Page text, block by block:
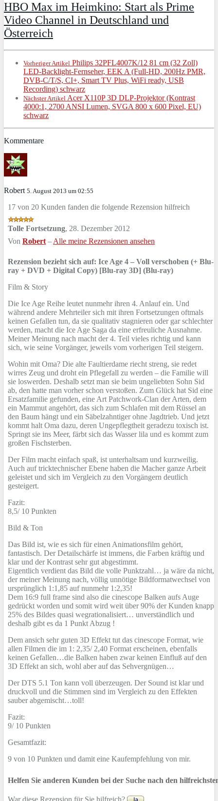
HBO Max im Heimkino: Start als Prime
Video Channel in Deutschland und
Österreich
Vorheriger Artikel Philips 32PFL4007K/12 81 cm (32 Zoll)
LED-Backlight-Fernseher, EEK A (Full-HD, 200Hz PMR,
DVB-C/T/S, CI+, Smart TV Plus, WiFi ready, USB
Recording) schwarz
Nächster Artikel Acer X110P 3D DLP-Projektor (Kontrast
4000:1, 2700 ANSI Lumen, SVGA 800 x 600 Pixel, EU)
schwarz
Kommentare
Robert 5. August 2013 um 02:55
17 von 20 Kunden fanden die folgende Rezension hilfreich
Tolle Fortsetzung, 28. Dezember 2012
Von Robert – Alle meine Rezensionen ansehen
Rezension bezieht sich auf: Ice Age 4 – Voll verschoben (+ Blu-
ray + DVD + Digital Copy) [Blu-ray 3D] (Blu-ray)
Film & Story
Die Ice Age Reihe leutet nunmehr ihren 4. Anlauf ein. Und
während andere Mehrteiler sich mit ihren Fortsetzungen oftmals
keinen Gefallen tun, da sie qualitativ stagnieren oder gar schlechter
werden, macht die Ice Age Saga da eine erfreuliche Ausnahme.
Meiner Meinung nach macht der 4. Teil vieles richtig und kann
sich, wie seine Vorgänger, jeweils vom vorherigen Teil steigern.
Wohin mit Oma? Die alte Faultierdame riecht streng, sie redet
wirres Zeug und droht ein Pflegefall zu werden – die Familie will
sie loswerden. Deshalb setzt man sie beim ungeliebten Sohn Sid
ab, den hatte man vorher schon verstoßen. Zum Glück hat Sid eine
Ersatzfamilie gefunden, eine Art Patchwork-Clan der Arten, dem
ein Mammut angehört, das sich zum Schlafen mit dem Rüssel an
den Baum hängt und ein Säbelzahntiger ohne Jagdtrieb. Und jetzt
kommt halt Oma dazu, deren Ungepflegtheit geradezu toxisch ist.
Springt sie ins Meer, färbt sich das Wasser lila und es kommt zum
großen Fischsterben.
Der Film macht einfach spaß, ist unterhaltsam und kurzweilig.
Auch auf tricktechnischer Ebene haben die Macher ganze Arbeit
geleistet und sich im Vergleich zu den Vorgängern deutlich
gesteigert.
Fazit:
8,5/ 10 Punkten
Bild & Ton
Das Bild ist, wie es sich für einen Animationsfilm gehört,
fantastisch. Der Detailschärfe ist immens, die Farben kräftig und
klar und der Kontrast sehr gut abgestimmt.
Eigentlich verdient das Bild die volle Punktzahl… ja wäre da nicht,
der meiner Meinung nach, völlig unnötige Bildformatwechsel von
ursprünglich 1:1,85 auf nunmehr 1:2,35!
Dem 16:9 full frame sind also die cinescope Balken aufs Auge
gedrückt worden und somit wird weit über 90% der Kunden knapp
25% des Bildes quasi wegrationalisiert… unverständlich und
deshalb gibt es da 1 Punkt Abzug !
Dem ansich sehr guten 3D Effekt tut das cinescope Format, wie
allen Filmen die im 1: 2,35/ 2,40 Format erscheinen, ebenfalls
keinen Gefallen…die Balken haben zwar keinen Einfluß auf den
3D Effekt an sich, wohl aber auf das Sehvergnügen…
Der DTS 5.1 Ton kann voll überzeugen. Der Sound ist klar und
druckvoll und die Stimmen sind im Vergleich zu den Effekten
sauber abgemischt…toll!
Fazit:
9/ 10 Punkten
Gesamtfazit:
9 von 10 Punkten und damit eine Kaufempfehlung von mir.
Helfen Sie anderen Kunden bei der Suche nach den